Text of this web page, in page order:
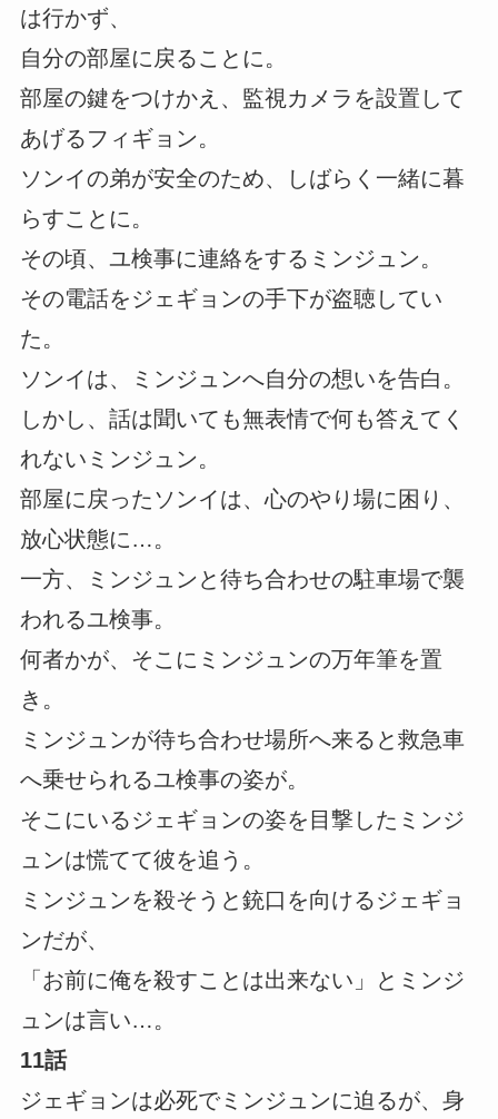
は行かず、
自分の部屋に戻ることに。
部屋の鍵をつけかえ、監視カメラを設置して
あげるフィギョン。
ソンイの弟が安全のため、しばらく一緒に暮
らすことに。
その頃、ユ検事に連絡をするミンジュン。
その電話をジェギョンの手下が盗聴してい
た。
ソンイは、ミンジュンへ自分の想いを告白。
しかし、話は聞いても無表情で何も答えてく
れないミンジュン。
部屋に戻ったソンイは、心のやり場に困り、
放心状態に…。
一方、ミンジュンと待ち合わせの駐車場で襲
われるユ検事。
何者かが、そこにミンジュンの万年筆を置
き。
ミンジュンが待ち合わせ場所へ来ると救急車
へ乗せられるユ検事の姿が。
そこにいるジェギョンの姿を目撃したミンジ
ュンは慌てて彼を追う。
ミンジュンを殺そうと銃口を向けるジェギョ
ンだが、
「お前に俺を殺すことは出来ない」とミンジ
ュンは言い…。
11話
ジェギョンは必死でミンジュンに迫るが、身